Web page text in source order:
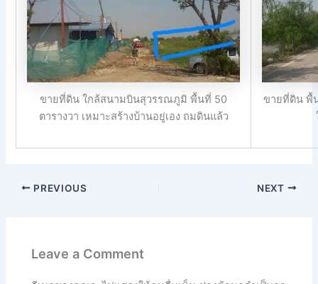
ขายที่ดิน ใกล้สนามบินสุวรรณภูมิ พื้นที่ 50
ตารางวา เหมาะสร้างบ้านอยู่เอง ถมดินแล้ว
ขายที่ดิน พื้
PREVIOUS NEXT
Leave a Comment